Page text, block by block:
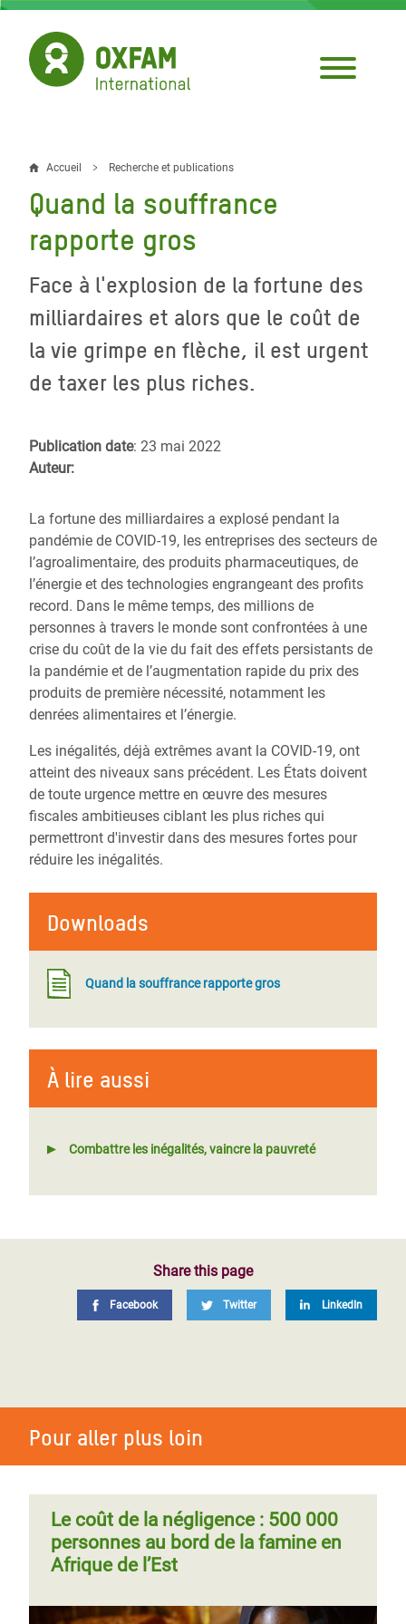
Aller
contenu
principal
Fil
d'Ariane
Accueil Recherche et publications
Quand la souffrance
rapporte gros
Face à l'explosion de la fortune des
milliardaires et alors que le coût de
la vie grimpe en flèche, il est urgent
de taxer les plus riches.
Publication date: 23 mai 2022
Auteur:
La fortune des milliardaires a explosé pendant la
pandémie de COVID-19, les entreprises des secteurs de
l’agroalimentaire, des produits pharmaceutiques, de
l’énergie et des technologies engrangeant des profits
record. Dans le même temps, des millions de
personnes à travers le monde sont confrontées à une
crise du coût de la vie du fait des effets persistants de
la pandémie et de l’augmentation rapide du prix des
produits de première nécessité, notamment les
denrées alimentaires et l’énergie.
Les inégalités, déjà extrêmes avant la COVID-19, ont
atteint des niveaux sans précédent. Les États doivent
de toute urgence mettre en œuvre des mesures
fiscales ambitieuses ciblant les plus riches qui
permettront d'investir dans des mesures fortes pour
réduire les inégalités.
Downloads
Quand la souffrance rapporte gros
À lire aussi
Combattre les inégalités, vaincre la pauvreté
Share this page
Facebook Twitter LinkedIn
Pour aller plus loin
Le coût de la négligence : 500 000
personnes au bord de la famine en
Afrique de l’Est